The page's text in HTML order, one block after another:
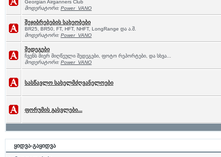
Georgian Airganners Club
მოდერატორი: Power_VANO
შეჯიბრებების სახეობები
BR25, BR50, FT, HFT, NHFT, LongRange და ა.შ.
მოდერატორი: Power_VANO
შედეგები
ჩვენს მიერ მიღწეული შედეგები, ფოტო რეპორტები, და სხვა...
მოდერატორი: Power_VANO
სასწავლო სახელმძღვანელოები
ფორუმის გასვლები...
ყიდვა-გაყიდვა